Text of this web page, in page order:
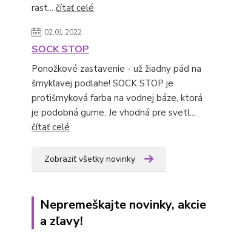
rast... čítať celé
02.01.2022
SOCK STOP
Ponožkové zastavenie - už žiadny pád na
šmykľavej podlahe! SOCK STOP je
protišmyková farba na vodnej báze, ktorá
je podobná gume. Je vhodná pre svetl...
čítať celé
Zobraziť všetky novinky
Nepremeškajte novinky, akcie
a zľavy!